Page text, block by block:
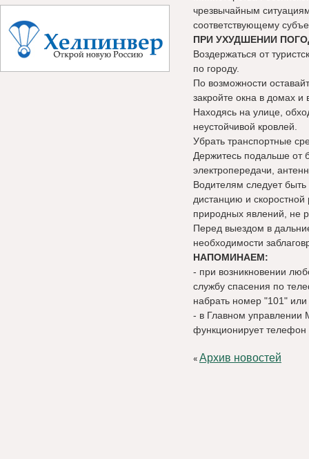
чрезвычайным
соответствующему
ПРИ УХУДШЕНИИ
Воздержаться от
по городу.
По возможности
закройте окна в домах и
Находясь на улице,
неустойчивой кровлей.
Убрать транспортные
Держитесь подальше от
электропередачи,
Водителям следует
дистанцию и
природных явлений, не
Перед выездом в
необходимости
НАПОМИНАЕМ:
- при возникновении
службу спасения по
набрать номер "101" или
- в Главном управлении
функционирует
«Архив новостей